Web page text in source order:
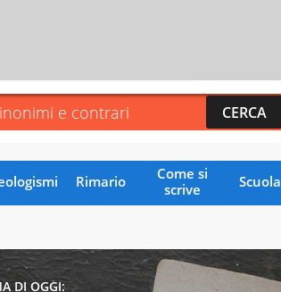
Rimario
Come si
scrive
Scuola
DI OGGI: